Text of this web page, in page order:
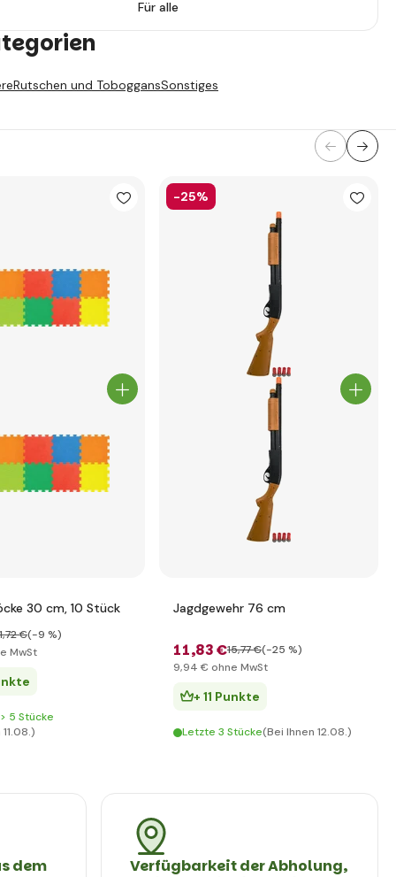
Für alle
Rutschen und ToboggansSonstiges
30 cm, 10 Stück
,72 €(-9 %)
MwSt
5 Stücke
-25%
Jagdgewehr 76 cm
11,83 €15,77 €(-25 %)
9,94 € ohne MwSt
+ 11 Punkte
Letzte 3 Stücke(Bei Ihnen 12.08.)
dem
Verfügbarkeit der Abholung,